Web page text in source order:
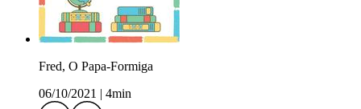
Fred, O Papa-Formiga
06/10/2021
4min